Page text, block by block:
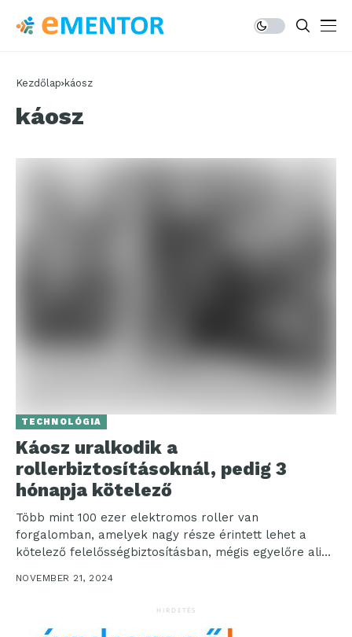
Kezdőlap káosz
káosz
TECHNOLÓGIA
Káosz uralkodik a
rollerbiztosításoknál, pedig 3
hónapja kötelező
Több mint 100 ezer elektromos roller van
forgalomban, amelyek nagy része érintett lehet a
kötelező felelősségbiztosításban, mégis egyelőre alig
NOVEMBER 21, 2024
HIRDETÉS